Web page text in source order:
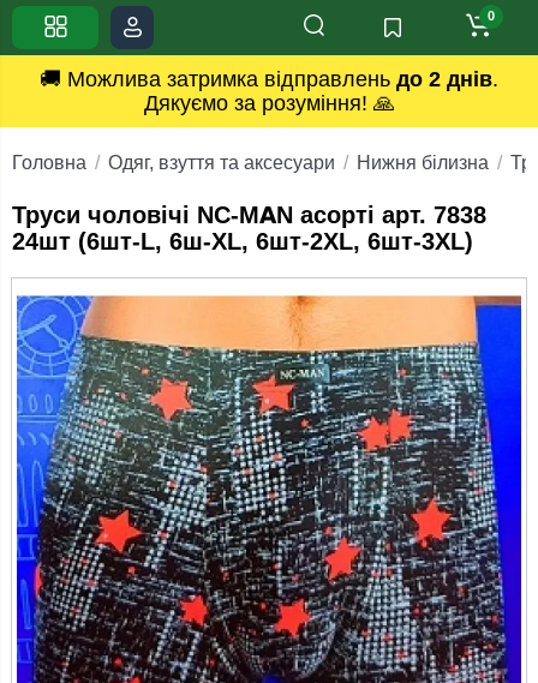
🚚 Можлива затримка відправлень до 2 днів.
Дякуємо за розуміння! 🙏
0
Головна Одяг, взуття та аксесуари Нижня білизна
Труси чоловічі NC-MAN асорті арт. 7838
24шт (6шт-L, 6ш-XL, 6шт-2ХL, 6шт-3XL)